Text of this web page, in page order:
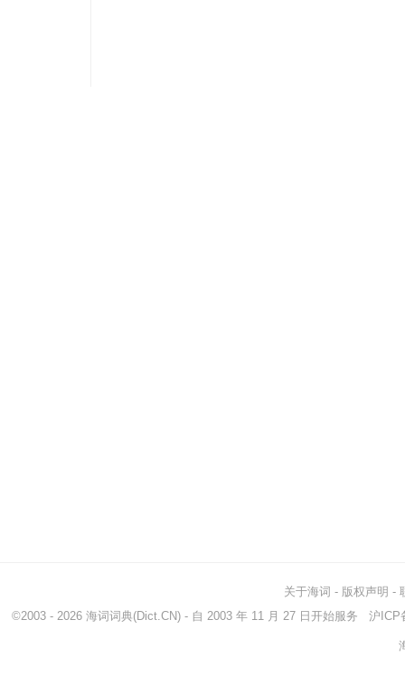
关于海词 - 版权声明 -
©2003 - 2026 海词词典(Dict.CN) - 自 2003 年 11 月 27 日开始服务 沪ICP